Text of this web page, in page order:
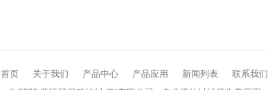
首页 关于我们 产品中心 产品应用 新闻列表
联系我们